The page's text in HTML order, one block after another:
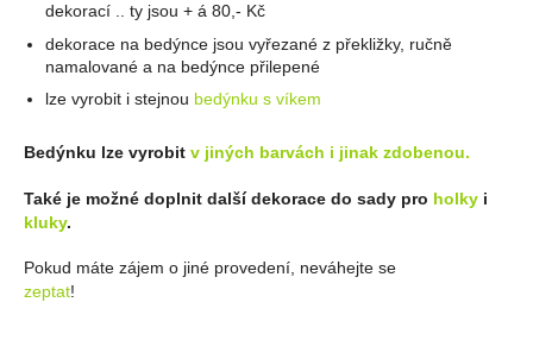
dekorací .. ty jsou + á 80,- Kč
dekorace na bedýnce jsou vyřezané z překližky, ručně
namalované a na bedýnce přilepené
lze vyrobit i stejnou bedýnku s víkem
Bedýnku lze vyrobit v jiných barvách i jinak zdobenou.
Také je možné doplnit další dekorace do sady pro holky i
kluky.
Pokud máte zájem o jiné provedení, neváhejte se
zeptat!